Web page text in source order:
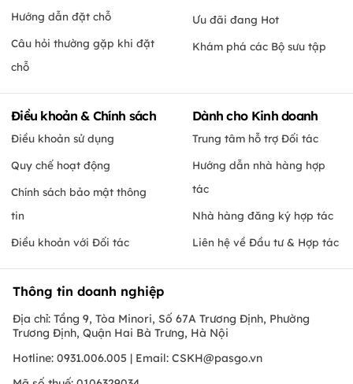
Hướng dẫn đặt chỗ
Câu hỏi thường gặp khi đặt
chỗ
Ưu đãi đang Hot
Khám phá các Bộ sưu tập
Điều khoản & Chính sách
Điều khoản sử dụng
Quy chế hoạt động
Chính sách bảo mật thông
tin
Điều khoản với Đối tác
Dành cho Kinh doanh
Trung tâm hỗ trợ Đối tác
Hướng dẫn nhà hàng hợp
tác
Nhà hàng đăng ký hợp tác
Liên hệ về Đầu tư & Hợp tác
Thông tin doanh nghiệp
Địa chỉ: Tầng 9, Tòa Minori, Số 67A Trương Định, Phường
Trương Định, Quận Hai Bà Trưng, Hà Nội
Hotline: 0931.006.005 | Email: CSKH@pasgo.vn